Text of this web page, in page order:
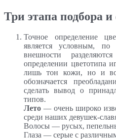
Три этапа подбора
Точное определение
является условным,
внешности
определении цветотипа
лишь тон кожи, но и
обозначается
сделать вывод о
типов.
Лето — очень широко
среди наших девушек-
Волосы — русых,
Глаза — серые с